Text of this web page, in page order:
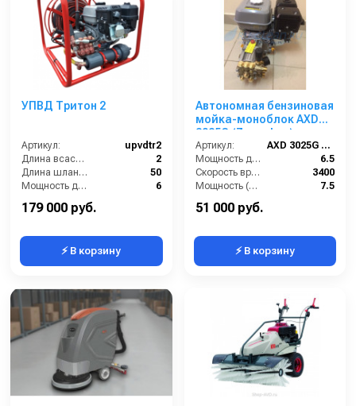
УПВД Тритон 2
Артикул:
upvdtr2
Длина всасывающего шланга (м):
2
Длина шланга (м):
50
Мощность двигателя (лс):
6
179 000 руб.
⚡ В корзину
Автономная бензиновая
мойка-моноблок AXD
3025G (Zongshen)
Артикул:
AXD 3025G (Zongshen)
Мощность двигателя (лс):
6.5
Скорость вращения вала (об/мин):
3400
Мощность (л/с):
7.5
51 000 руб.
⚡ В корзину